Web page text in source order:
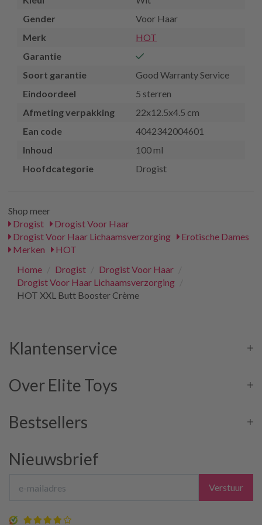
Gender
Voor Haar
Merk
HOT
Garantie
Soort garantie
Good Warranty Service
Eindoordeel
5 sterren
Afmeting verpakking
22x12.5x4.5 cm
Ean code
4042342004601
Inhoud
100 ml
Hoofdcategorie
Drogist
Shop meer
Drogist
Drogist Voor Haar
Drogist Voor Haar Lichaamsverzorging
Erotische Dames
Merken
HOT
Home
Drogist Drogist Voor Haar
Drogist Voor Haar Lichaamsverzorging
HOT XXL Butt Booster Crème
Klantenservice
Over Elite Toys
Bestsellers
Nieuwsbrief
Verstuur